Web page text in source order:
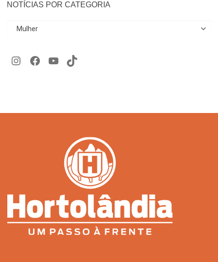
NOTÍCIAS POR CATEGORIA